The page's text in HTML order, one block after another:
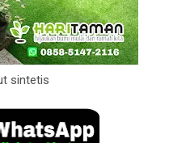
sintetis